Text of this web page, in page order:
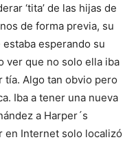
‘tita’ de las hijas de
de forma previa, su
esperando su
ver que no solo ella iba
tía. Algo tan obvio pero
Iba a tener una nueva
a Harper´s
en Internet solo localizó